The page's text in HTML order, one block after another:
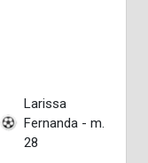
Larissa
Fernanda - m.
28